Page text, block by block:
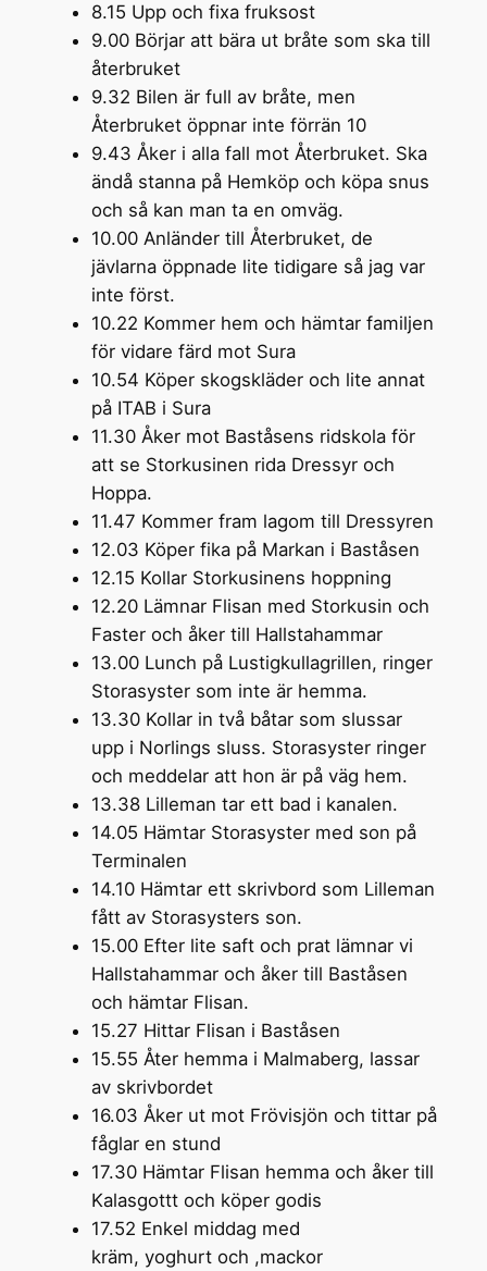
8.15 Upp och fixa fruksost
9.00 Börjar att bära ut bråte som ska till
återbruket
9.32 Bilen är full av bråte, men
Återbruket öppnar inte förrän 10
9.43 Åker i alla fall mot Återbruket. Ska
ändå stanna på Hemköp och köpa snus
och så kan man ta en omväg.
10.00 Anländer till Återbruket, de
jävlarna öppnade lite tidigare så jag var
inte först.
10.22 Kommer hem och hämtar familjen
för vidare färd mot Sura
10.54 Köper skogskläder och lite annat
på ITAB i Sura
11.30 Åker mot Baståsens ridskola för
att se Storkusinen rida Dressyr och
Hoppa.
11.47 Kommer fram lagom till Dressyren
12.03 Köper fika på Markan i Baståsen
12.15 Kollar Storkusinens hoppning
12.20 Lämnar Flisan med Storkusin och
Faster och åker till Hallstahammar
13.00 Lunch på Lustigkullagrillen, ringer
Storasyster som inte är hemma.
13.30 Kollar in två båtar som slussar
upp i Norlings sluss. Storasyster ringer
och meddelar att hon är på väg hem.
13.38 Lilleman tar ett bad i kanalen.
14.05 Hämtar Storasyster med son på
Terminalen
14.10 Hämtar ett skrivbord som Lilleman
fått av Storasysters son.
15.00 Efter lite saft och prat lämnar vi
Hallstahammar och åker till Baståsen
och hämtar Flisan.
15.27 Hittar Flisan i Baståsen
15.55 Åter hemma i Malmaberg, lassar
av skrivbordet
16.03 Åker ut mot Frövisjön och tittar på
fåglar en stund
17.30 Hämtar Flisan hemma och åker till
Kalasgottt och köper godis
17.52 Enkel middag med
kräm, yoghurt och ,mackor